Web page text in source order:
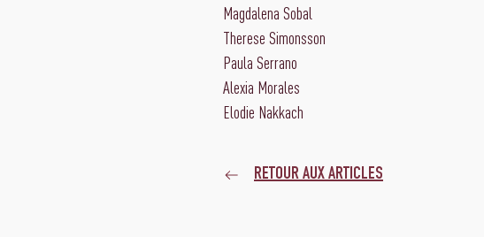
Magdalena Sobal
Therese Simonsson
Paula Serrano
Alexia Morales
Elodie Nakkach
RETOUR AUX ARTICLES